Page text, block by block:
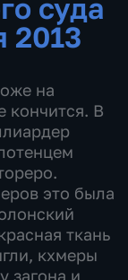
суда
2013
на
кончится. В
это была
ткань
кхмеры
загона и